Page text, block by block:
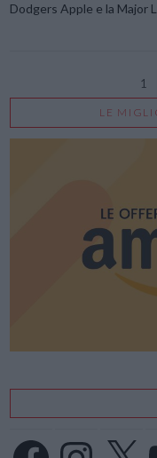
Dodgers Apple e la Major
1
LE
FacebookInstagram
X